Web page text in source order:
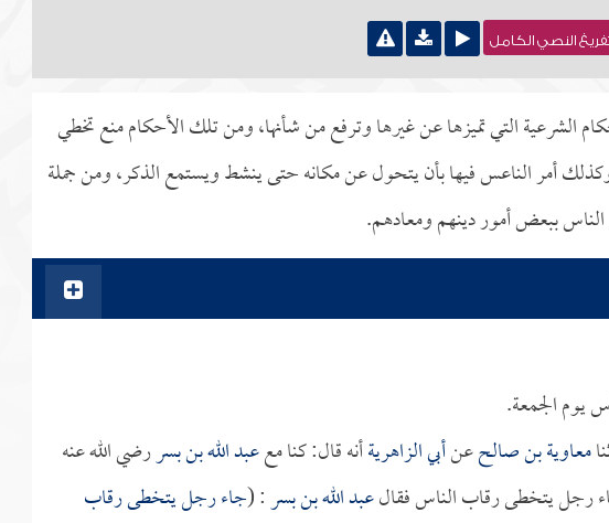
النصي الكامل
الشرعية التي تميزها عن غيرها وترفع من شأنها، ومن تلك الأحكام منع تخطي
وكذلك أمر الناعس فيها بأن يتحول عن مكانه حتى ينشط ويستمع الذكر، ومن جملة
ببعض أمور دينهم ومعادهم.
يوم الجمعة.
معاوية بن صالحعنأبي الزاهريةأنه قال: كنا مععبد الله بن بسررضي الله عنه
رجل يتخطى رقاب الناس فقالعبد الله بن بسر: (جاء رجل يتخطى رقاب